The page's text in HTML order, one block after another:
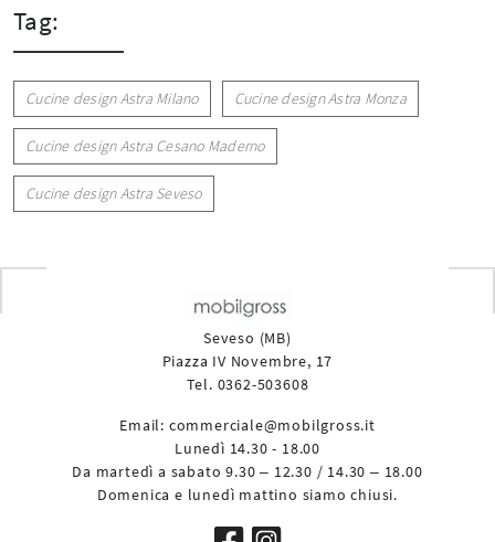
Tag:
Cucine design Astra Milano Cucine design Astra Monza
Cucine design Astra Cesano Maderno
Cucine design Astra Seveso
Seveso (MB)
Piazza IV Novembre, 17
Tel. 0362-503608
Email: commerciale@mobilgross.it
Lunedì 14.30 - 18.00
Da martedì a sabato 9.30 – 12.30 / 14.30 – 18.00
Domenica e lunedì mattino siamo chiusi.